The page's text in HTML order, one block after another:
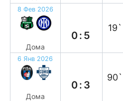
8 Фев 2026
Дома
0:5
19`
6 Янв 2026
Дома
0:3
90`